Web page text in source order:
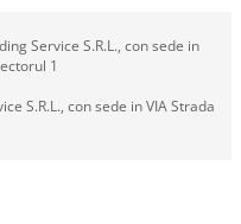
Service S.R.L., con sede in
1
S.R.L., con sede in VIA Strada